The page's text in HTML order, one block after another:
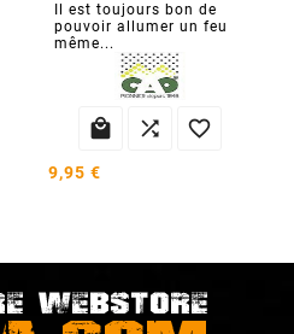
Il est toujours bon de
pouvoir allumer un feu
même...
  
9,95 €